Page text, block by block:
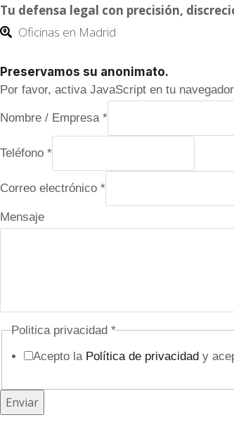
Tu defensa legal con precisión,
Oficinas en Madrid
Preservamos su anonimato.
Por favor, activa JavaScript en tu
Nombre / Empresa *
Teléfono *
Correo electrónico *
Mensaje
Politica privacidad *
Acepto la Política de privacidady
NEnviar